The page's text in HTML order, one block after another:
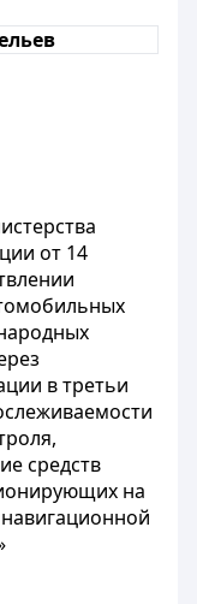
от 14
в третьи
средств
на